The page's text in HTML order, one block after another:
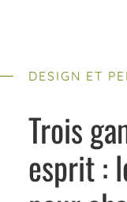
DESIGN ET
Trois
esprit :